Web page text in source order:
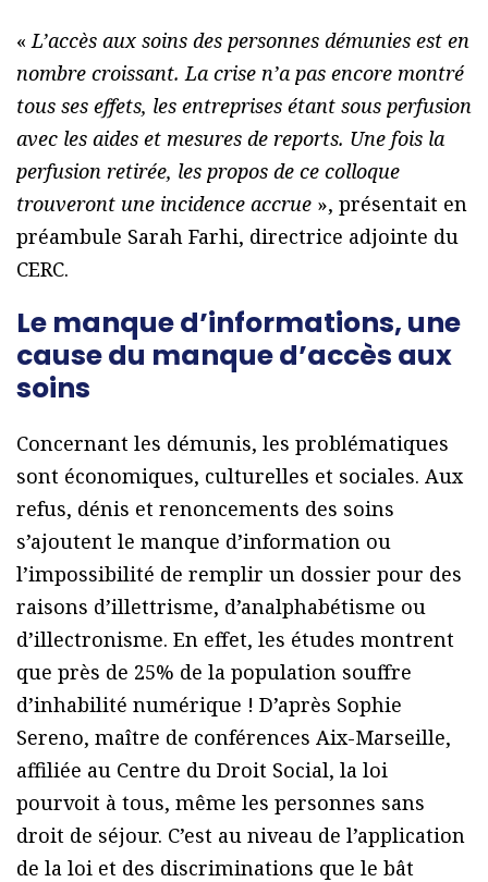
« L’accès aux soins des personnes démunies est en
nombre croissant. La crise n’a pas encore montré
tous ses effets, les entreprises étant sous perfusion
avec les aides et mesures de reports. Une fois la
perfusion retirée, les propos de ce colloque
trouveront une incidence accrue », présentait en
préambule Sarah Farhi, directrice adjointe du
CERC.
Le manque d’informations, une
cause du manque d’accès aux
soins
Concernant les démunis, les problématiques
sont économiques, culturelles et sociales. Aux
refus, dénis et renoncements des soins
s’ajoutent le manque d’information ou
l’impossibilité de remplir un dossier pour des
raisons d’illettrisme, d’analphabétisme ou
d’illectronisme. En effet, les études montrent
que près de 25% de la population souffre
d’inhabilité numérique ! D’après Sophie
Sereno, maître de conférences Aix-Marseille,
affiliée au Centre du Droit Social, la loi
pourvoit à tous, même les personnes sans
droit de séjour. C’est au niveau de l’application
de la loi et des discriminations que le bât